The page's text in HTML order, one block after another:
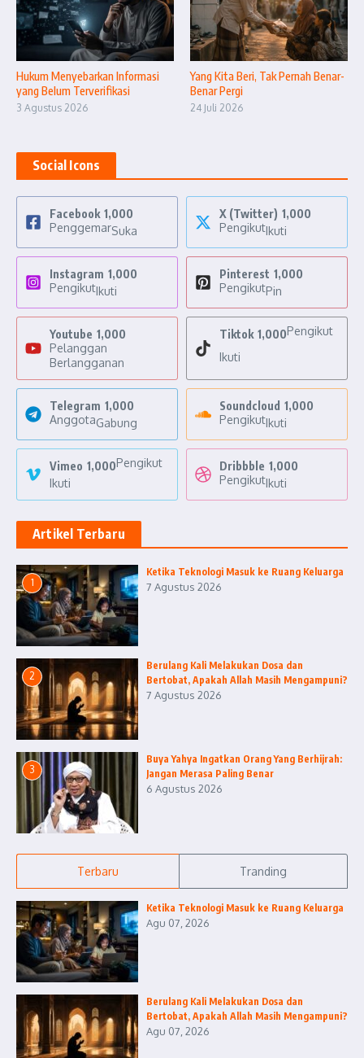
Hukum Menyebarkan Informasi
yang Belum Terverifikasi
3 Agustus 2026
Yang Kita Beri, Tak Pernah Benar-
Benar Pergi
24 Juli 2026
Social Icons
Facebook 1,000
PenggemarSuka
X (Twitter) 1,000
PengikutIkuti
Instagram 1,000
PengikutIkuti
Pinterest 1,000
PengikutPin
Youtube 1,000
Pelanggan
Berlangganan
Tiktok 1,000Pengikut
Ikuti
Telegram 1,000
AnggotaGabung
Soundcloud 1,000
PengikutIkuti
Vimeo 1,000Pengikut
Ikuti
Dribbble 1,000
PengikutIkuti
Artikel Terbaru
1
Ketika Teknologi Masuk ke Ruang Keluarga
7 Agustus 2026
2
Berulang Kali Melakukan Dosa dan
Bertobat, Apakah Allah Masih Mengampuni?
7 Agustus 2026
3
Buya Yahya Ingatkan Orang Yang Berhijrah:
Jangan Merasa Paling Benar
6 Agustus 2026
Terbaru Tranding
Ketika Teknologi Masuk ke Ruang Keluarga
Agu 07, 2026
Berulang Kali Melakukan Dosa dan
Bertobat, Apakah Allah Masih Mengampuni?
Agu 07, 2026